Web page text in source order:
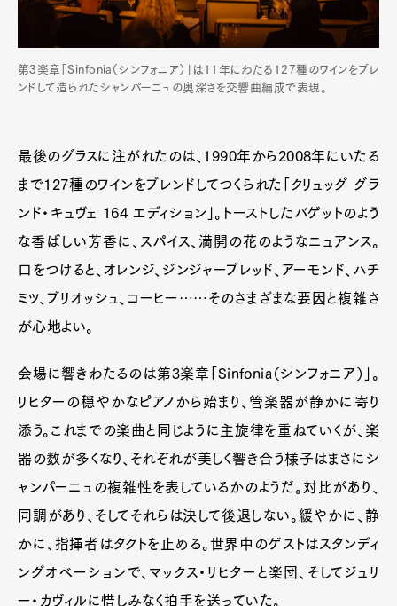
第3楽章「Sinfonia（シンフォニア）」は11年にわたる127種のワインをブレ
ンドして造られたシャンパーニュの奥深さを交響曲編成で表現。
最後のグラスに注がれたのは、1990年から2008年にいたる
まで127種のワインをブレンドしてつくられた「クリュッグ グラ
ンド・キュヴェ 164 エディション」。トーストしたバゲットのよう
な香ばしい芳香に、スパイス、満開の花のようなニュアンス。
口をつけると、オレンジ、ジンジャーブレッド、アーモンド、ハチ
ミツ、ブリオッシュ、コーヒー……そのさまざまな要因と複雑さ
が心地よい。
会場に響きわたるのは第3楽章「Sinfonia（シンフォニア）」。
リヒターの穏やかなピアノから始まり、管楽器が静かに寄り
添う。これまでの楽曲と同じように主旋律を重ねていくが、楽
器の数が多くなり、それぞれが美しく響き合う様子はまさにシ
ャンパーニュの複雑性を表しているかのようだ。対比があり、
同調があり、そしてそれらは決して後退しない。緩やかに、静
かに、指揮者はタクトを止める。世界中のゲストはスタンディ
ングオベーションで、マックス・リヒターと楽団、そしてジュリ
ー・カヴィルに惜しみなく拍手を送っていた。